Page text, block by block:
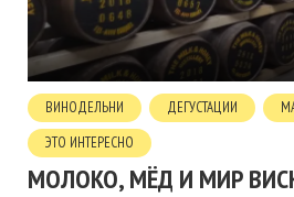
ВИНОДЕЛЬНИ ДЕГУСТАЦИИ
ЭТО ИНТЕРЕСНО
МОЛОКО, МЁД И МИР